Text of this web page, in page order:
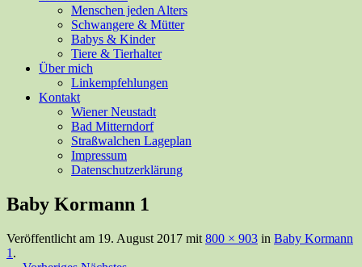
Menschen jeden Alters
Schwangere & Mütter
Babys & Kinder
Tiere & Tierhalter
Über mich
Linkempfehlungen
Kontakt
Wiener Neustadt
Bad Mitterndorf
Straßwalchen Lageplan
Impressum
Datenschutzerklärung
Baby Kormann 1
Veröffentlicht am 19. August 2017 mit 800 × 903 in Baby Kormann
1 .